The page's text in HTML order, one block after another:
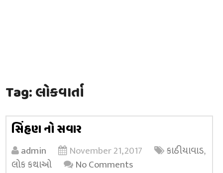
Tag:લોકવાર્તા
સિંહણ નો સવાર
admin November 21, 2017 કાઠીયાવાડ,
લોક કથાઓ
No Comments